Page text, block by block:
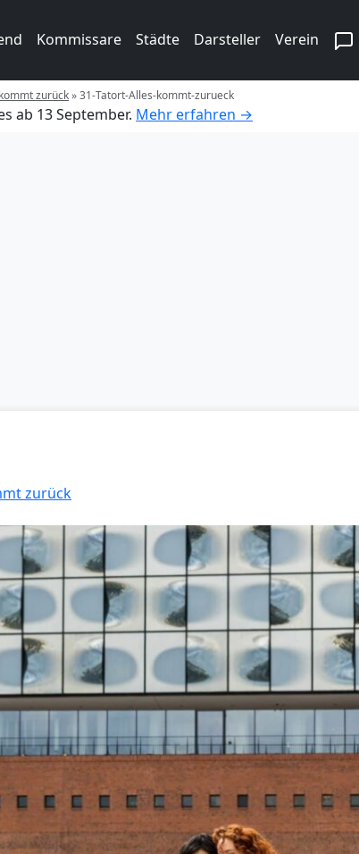
Kommissare Städte Darsteller Verein
zurück»31-Tatort-Alles-kommt-zurueck
ab 13 September. Mehr erfahren →
zurück